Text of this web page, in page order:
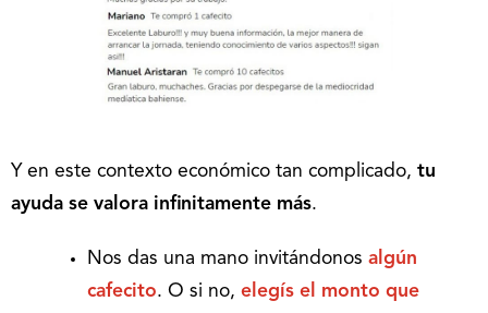
Y en este contexto económico tan complicado, tu
ayuda se valora infinitamente más.
Nos das una mano invitándonos algún
cafecito. O si no, elegís el monto que